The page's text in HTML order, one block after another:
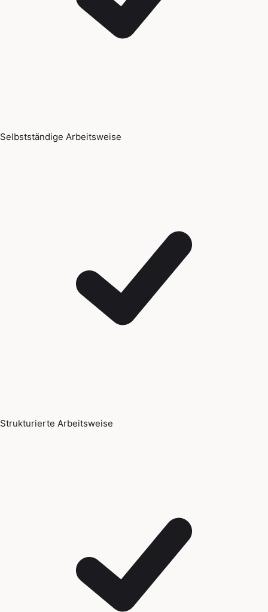
Selbstständige Arbeitsweise
Strukturierte Arbeitsweise